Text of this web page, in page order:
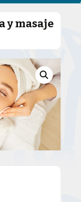
y masaje